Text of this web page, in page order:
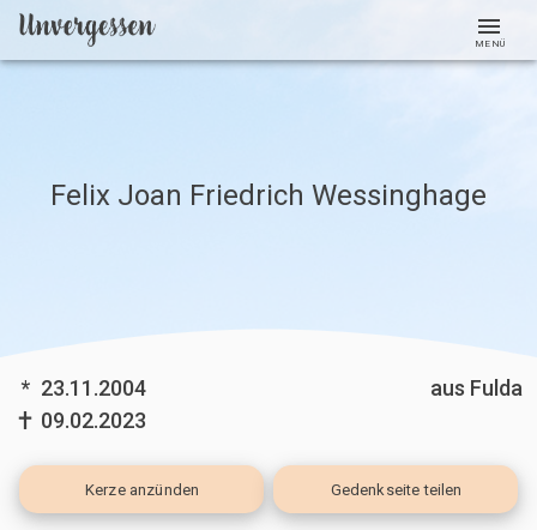
MENÜ
Felix Joan Friedrich Wessinghage
* 23.11.2004
09.02.2023
aus Fulda
Kerze anzünden Gedenkseite teilen